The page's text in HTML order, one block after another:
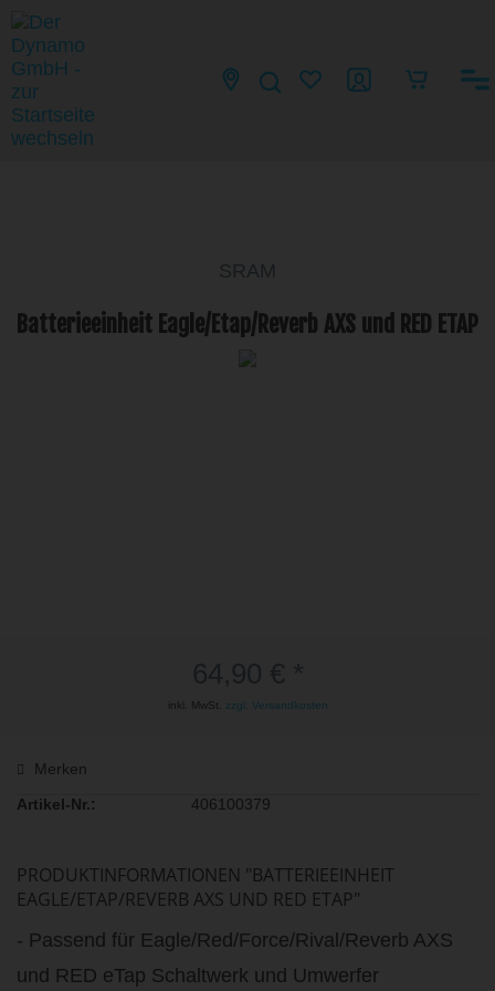
SRAM
Batterieeinheit Eagle/Etap/Reverb AXS und RED ETAP
inkl. MwSt. zzgl. Versandkosten
Merken
Artikel-Nr.:
406100379
PRODUKTINFORMATIONEN "BATTERIEEINHEIT
EAGLE/ETAP/REVERB AXS UND RED ETAP"
- Passend für Eagle/Red/Force/Rival/Reverb AXS
und RED eTap Schaltwerk und Umwerfer